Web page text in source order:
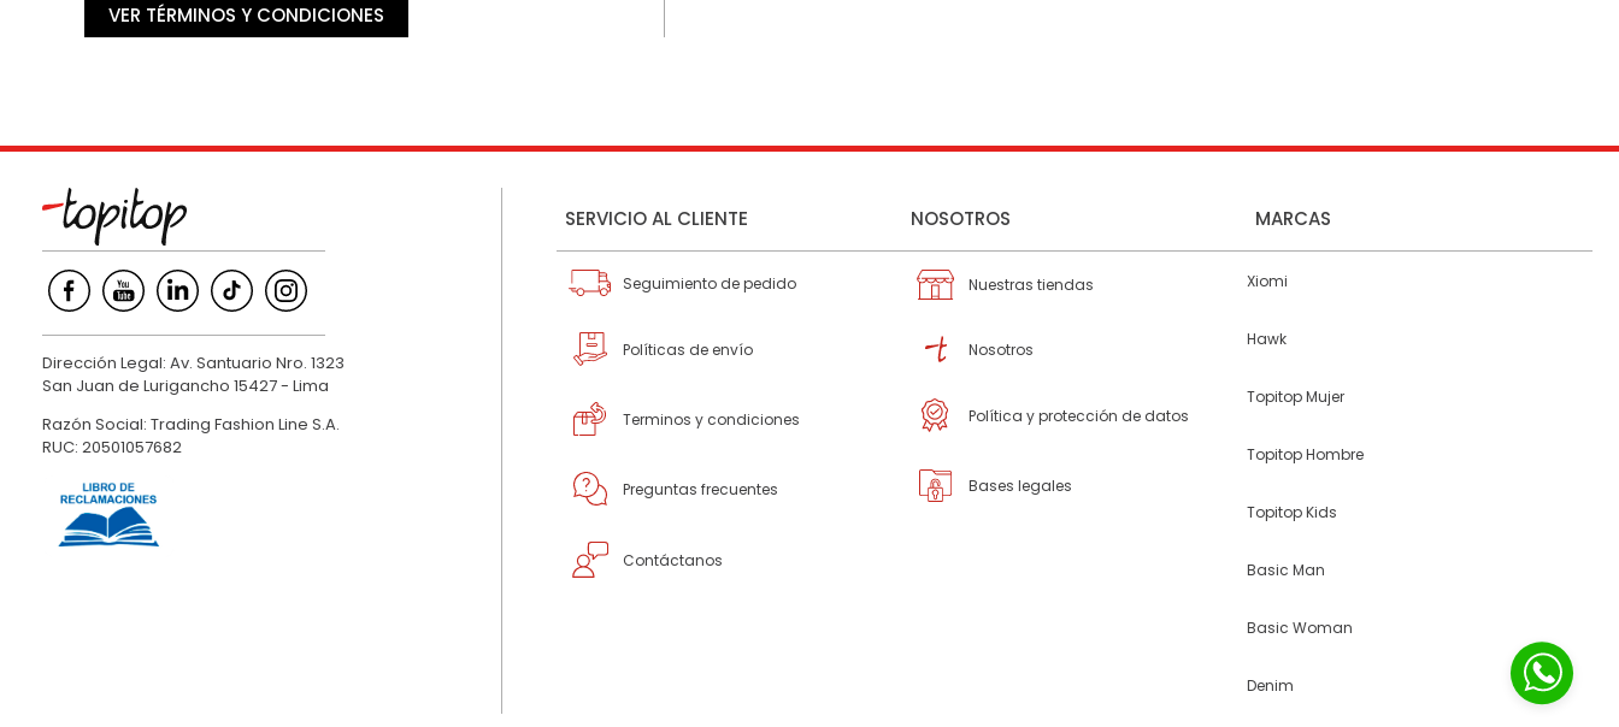
VER TÉRMINOS Y CONDICIONES
Dirección Legal: Av. Santuario Nro. 1323
San Juan de Lurigancho 15427 - Lima
Razón Social: Trading Fashion Line S.A.
RUC: 20501057682
SERVICIO AL CLIENTE
Seguimiento de pedido
Políticas de envío
Terminos y condiciones
Preguntas frecuentes
Contáctanos
NOSOTROS
Nuestras tiendas
Nosotros
Política y protección de datos
Bases legales
MARCAS
Xiomi
Hawk
Topitop Mujer
Topitop Hombre
Topitop Kids
Basic Man
Basic Woman
Denim